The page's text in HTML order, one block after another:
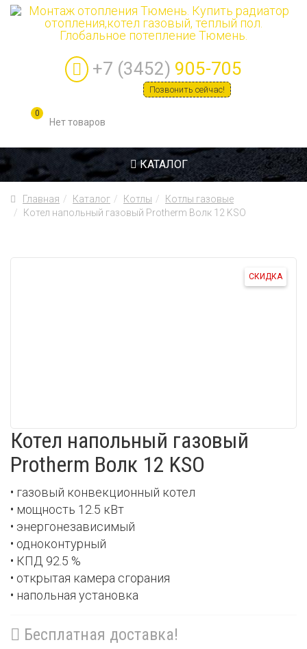
+7 (3452) 905-705
Позвонить сейчас!
0
КАТАЛОГ
Главная Каталог Котлы
Котлы газовые
Котел напольный газовый Protherm Волк 12 KSO
СКИДКА
Котел напольный газовый
Protherm Волк 12 KSO
• газовый конвекционный котел
• мощность 12.5 кВт
• энергонезависимый
• одноконтурный
• КПД 92.5 %
• открытая камера сгорания
• напольная установка
Бесплатная доставка!